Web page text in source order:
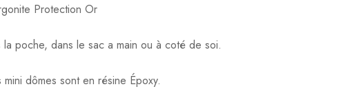
Protection Or
la poche, dans le sac a main ou à coté de soi.
dômes sont en résine Époxy.